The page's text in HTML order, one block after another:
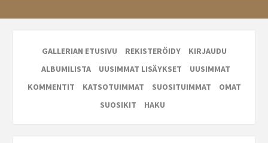
GALLERIAN ETUSIVU REKISTERÖIDY
KIRJAUDU
ALBUMILISTA
UUSIMMAT LISÄYKSET
UUSIMMAT
KOMMENTIT
KATSOTUIMMAT SUOSITUIMMAT
OMAT
SUOSIKIT
HAKU